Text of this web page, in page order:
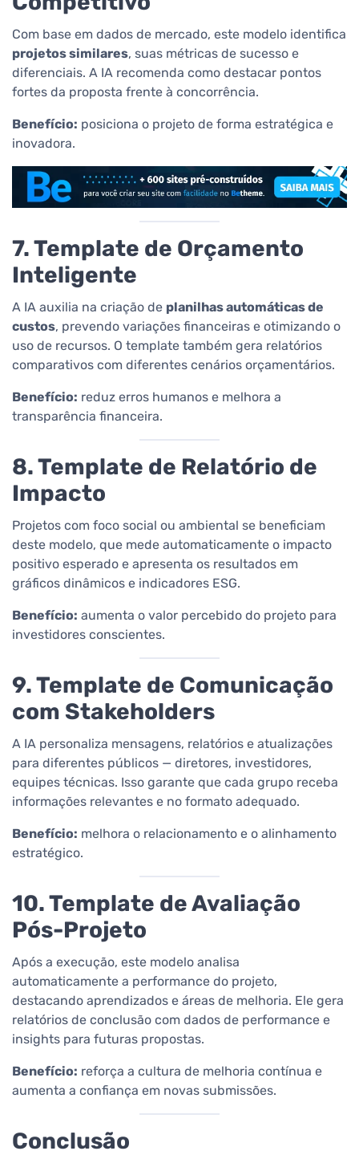
Com base em dados de mercado, este modelo identifica
projetos similares, suas métricas de sucesso e
diferenciais. A IA recomenda como destacar pontos
fortes da proposta frente à concorrência.
Benefício: posiciona o projeto de forma estratégica e
inovadora.
7. Template de Orçamento
Inteligente
A IA auxilia na criação de planilhas automáticas de
custos, prevendo variações financeiras e otimizando o
uso de recursos. O template também gera relatórios
comparativos com diferentes cenários orçamentários.
Benefício: reduz erros humanos e melhora a
transparência financeira.
8. Template de Relatório de
Impacto
Projetos com foco social ou ambiental se beneficiam
deste modelo, que mede automaticamente o impacto
positivo esperado e apresenta os resultados em
gráficos dinâmicos e indicadores ESG.
Benefício: aumenta o valor percebido do projeto para
investidores conscientes.
9. Template de Comunicação
com Stakeholders
A IA personaliza mensagens, relatórios e atualizações
para diferentes públicos — diretores, investidores,
equipes técnicas. Isso garante que cada grupo receba
informações relevantes e no formato adequado.
Benefício: melhora o relacionamento e o alinhamento
estratégico.
10. Template de Avaliação
Pós-Projeto
Após a execução, este modelo analisa
automaticamente a performance do projeto,
destacando aprendizados e áreas de melhoria. Ele gera
relatórios de conclusão com dados de performance e
insights para futuras propostas.
Benefício: reforça a cultura de melhoria contínua e
aumenta a confiança em novas submissões.
Conclusão